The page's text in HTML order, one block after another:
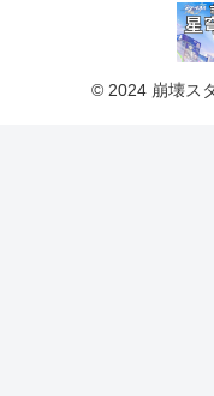
© 2024 崩壊ス